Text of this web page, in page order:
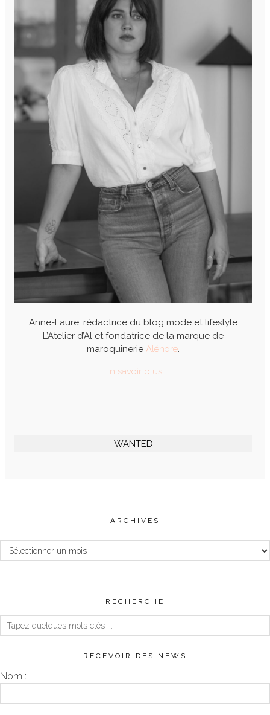
Anne-Laure, rédactrice du blog mode et lifestyle
L’Atelier d’Al et fondatrice de la marque de
maroquinerie Alénore.
En savoir plus
WANTED
ARCHIVES
Archives
RECHERCHE
RECEVOIR DES NEWS
Nom :